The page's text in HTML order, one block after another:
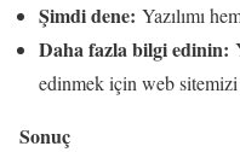
Şimdi dene: Yazılımı
Daha fazla bilgi edinin:
edinmek için web
Sonuç